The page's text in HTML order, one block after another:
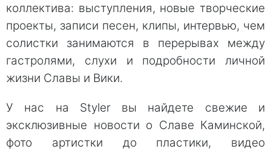
коллектива: выступления, новые творческие
проекты, записи песен, клипы, интервью, чем
солистки занимаются в перерывах между
гастролями, слухи и подробности личной
жизни Славы и Вики.
У нас на Styler вы найдете свежие и
эксклюзивные новости о Славе Каминской,
фото артистки до пластики, видео